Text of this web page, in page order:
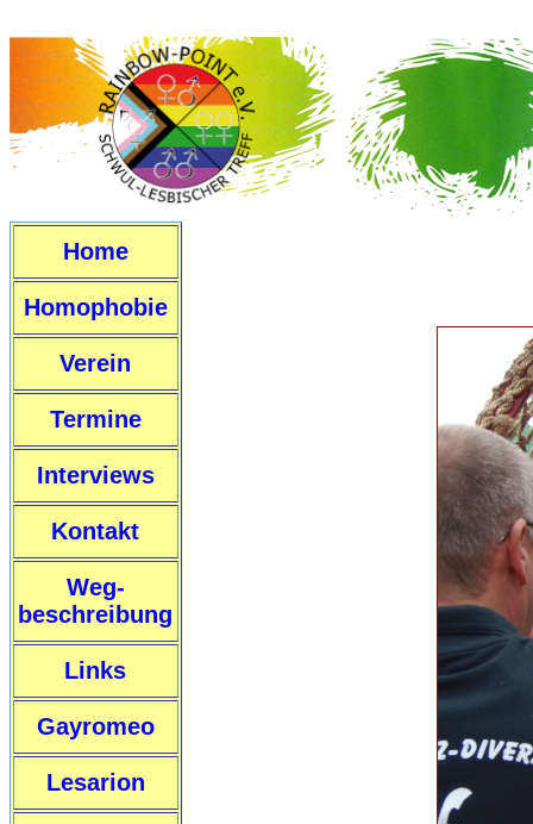
Home
Homophobie
Verein
Termine
Interviews
Kontakt
Weg-
beschreibung
Links
Gayromeo
Lesarion